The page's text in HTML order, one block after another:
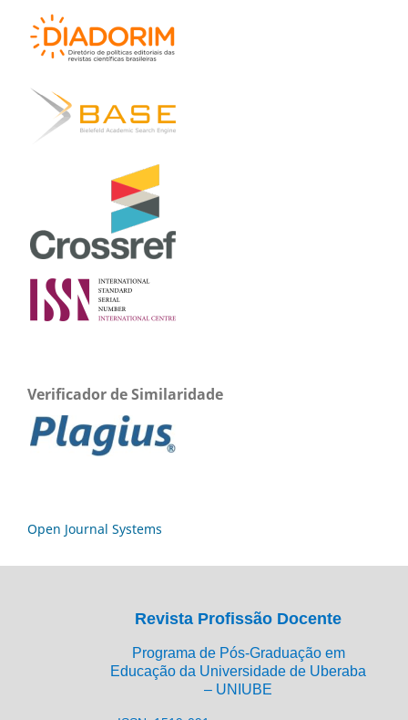
Verificador de Similaridade
Open Journal Systems
Revista Profissão Docente
Programa de Pós-Graduação em
Educação da Universidade de Uberaba
– UNIUBE